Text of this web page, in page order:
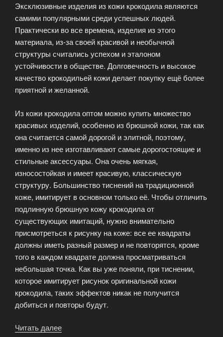
экзотических
животных
и
рыб»
Эксклюзивные изделия из кожи крокодила являются
самими популярными среди успешных людей.
Практически во все времена, изделия из этого
материала, из-за своей красивой и необычной
структуры считались успехом и эталоном
устойчивости в обществе. Долговечность и высокое
качество крокодильей кожи делает покупку ещё более
приятной и желанной.
Из кожи крокодила оптом можно купить множество
красивых изделий, особенно из брюшной кожи, так как
она считается самой дорогой и элитной, поэтому,
именно из нее изготавливают самые дорогостоящие и
стильные аксессуары. Она очень мягкая,
износостойкая и имеет красивую, классическую
структуру. Большинство тиснений на традиционной
коже, имитирует в основном только её. Чтобы отличить
подлинную брюшную кожу крокодила от
существующих имитаций, нужно внимательно
присмотреться к рисунку на коже: все ее квадраты
должны иметь разный размер и не повторятся, кроме
того в каждом квадрате должна просматриваться
небольшая точка. Как вы уже поняли, при тиснении,
которое имитирует рисунок оригинальной кожи
крокодила, таких эффектов никак не получится
добиться и повторы будут.
Читать далее